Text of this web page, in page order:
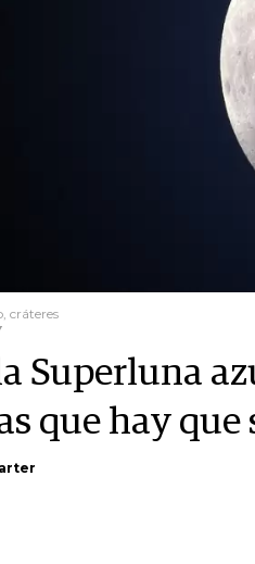
cráteres
Superluna
que hay